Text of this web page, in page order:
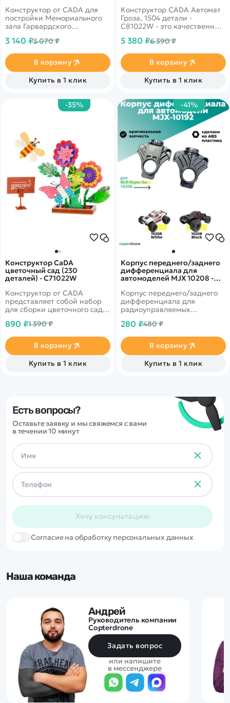
Конструктор от CADA для
постройки Мемориального
зала Гарвардского
деталей. Спроектирован на
Гарвардского университета –
Гарвардского
мемориального зала.
Готическое церковное
красивым внешним видом.
3 140 ₽5 070 ₽
В корзину
Купить в 1 клик
Конструктор CADA Автомат
Гроза, 1504 детали -
C81022W - это качественный
CADA, собрав который вы
оружия российского
производства. Речь идет о
штурмовой винтовке
«Гроза», которая была
оружейниками в начале 90-х
годов. За её основу взят
испытанный временем и
самый компактный автомат
АКС74У.
5 380 ₽6 390 ₽
В корзину
Купить в 1 клик
-35%
Конструктор CaDA
цветочный сад (230
деталей) - C71022W
Конструктор от CADA
представляет собой набор
для сборки цветочного сада
бумаги можно сочетать в
нарисовать свои.
890 ₽1 390 ₽
В корзину
Купить в 1 клик
-41%
Корпус переднего/заднего
дифференциала для
автомоделей MJX 10208 -
Корпус переднего/заднего
дифференциала для
радиоуправляемых
10208 BigFoot Monster
280 ₽480 ₽
В корзину
Купить в 1 клик
Есть вопросы?
Оставьте заявку и мы свяжемся с вами
в течении 10 минут
Хочу консультацию
Cогласие на обработку персональных данных
Наша команда
Андрей
Руководитель компании
Copterdrone
Задать вопрос
или напишите
в мессенджере